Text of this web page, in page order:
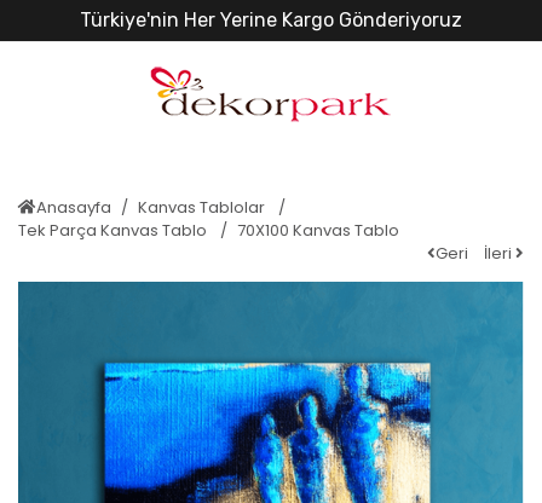
Türkiye'nin Her Yerine Kargo Gönderiyoruz
Anasayfa
Kanvas Tablolar
Tek Parça Kanvas Tablo
70X100 Kanvas Tablo
Geri
İleri